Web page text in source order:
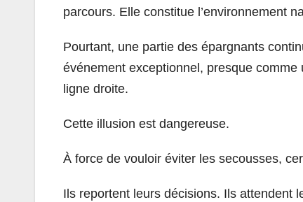
parcours. Elle constitue l’environnement
Pourtant, une partie des épargnants
événement exceptionnel, presque
ligne droite.
Cette illusion est dangereuse.
À force de vouloir éviter les secousses,
Ils reportent leurs décisions. Ils attendent